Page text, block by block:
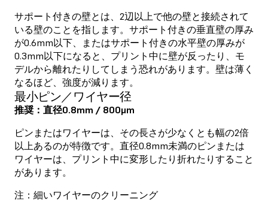
サポート付きの壁とは、2辺以上で他の壁と接続されて
いる壁のことを指します。サポート付きの垂直壁の厚み
が0.6mm以下、またはサポート付きの水平壁の厚みが
0.3mm以下になると、プリント中に壁が反ったり、モ
デルから離れたりしてしまう恐れがあります。壁は薄く
なるほど、強度が減ります。
最小ピン／ワイヤー径
推奨：直径0.8mm / 800μm
ピンまたはワイヤーは、その長さが少なくとも幅の2倍
以上あるのが特徴です。直径0.8mm未満のピンまたは
ワイヤーは、プリント中に変形したり折れたりすること
があります。
注：細いワイヤーのクリーニング